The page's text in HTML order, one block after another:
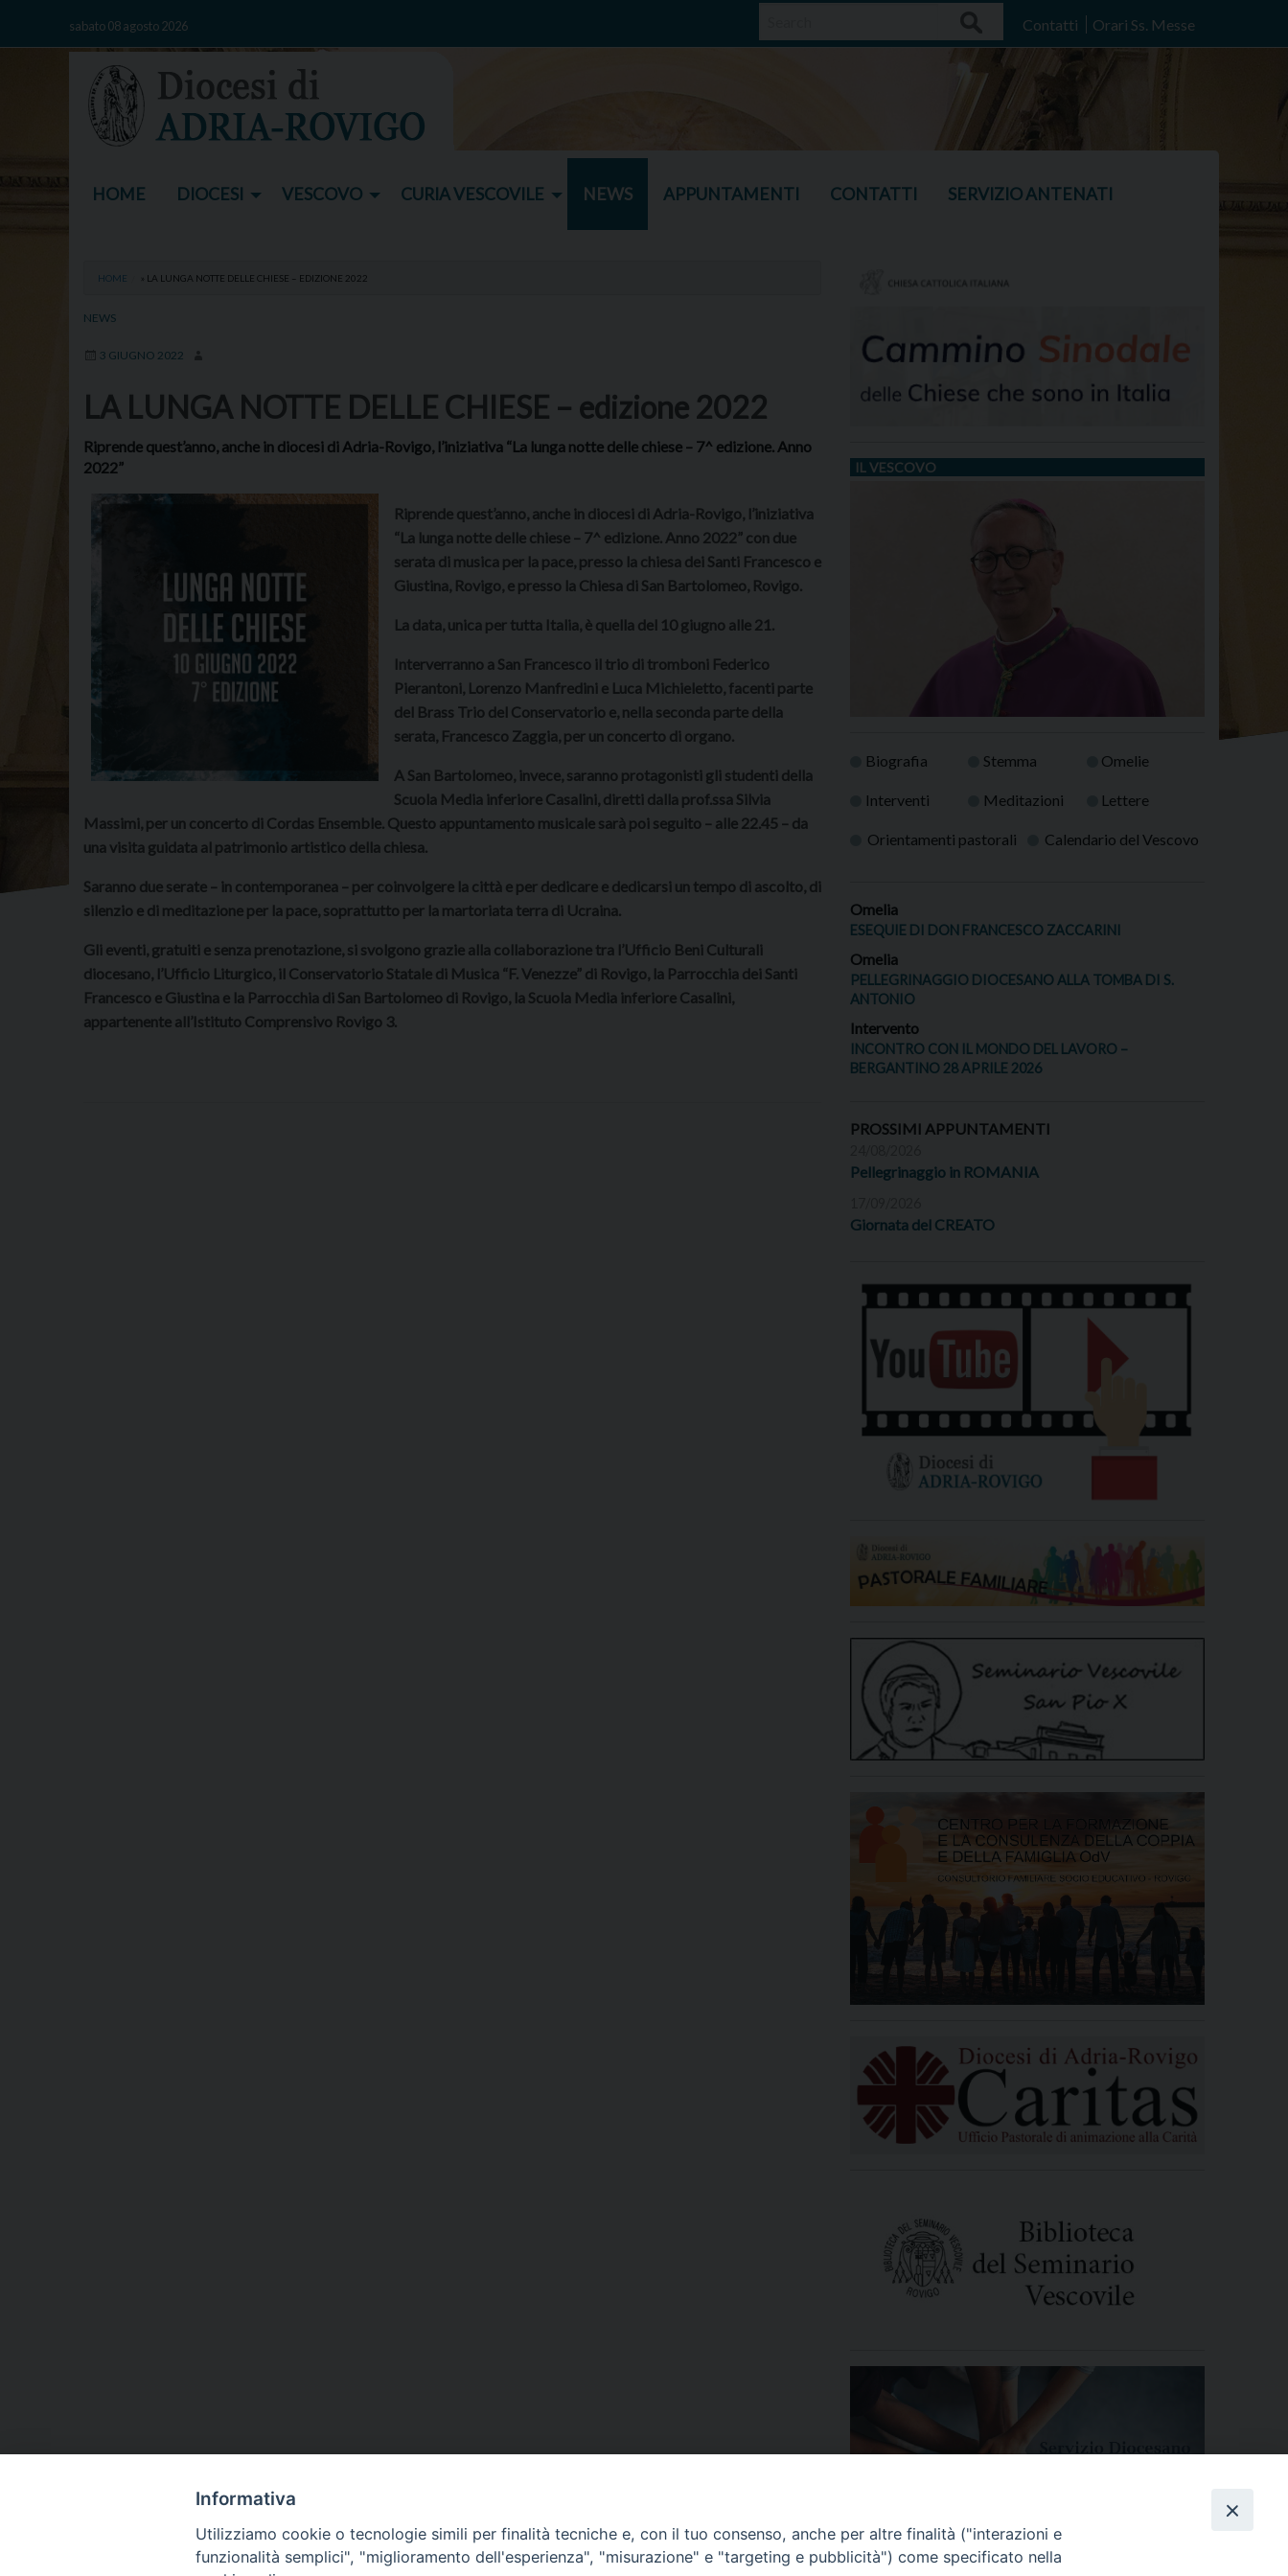
sabato 08 agosto 2026 Contatti Orari Ss. Messe
HOME DIOCESI VESCOVO CURIA VESCOVILE NEWS APPUNTAMENTI CONTATTI SERVIZIO ANTENATI
HOME » LA LUNGA NOTTE DELLE CHIESE – EDIZIONE 2022
NEWS
3 GIUGNO 2022
LA LUNGA NOTTE DELLE CHIESE – edizione 2022
Riprende quest’anno, anche in diocesi di Adria-Rovigo, l’iniziativa “La lunga notte delle chiese – 7^ edizione. Anno
2022”
Riprende quest’anno, anche in diocesi di Adria-Rovigo, l’iniziativa
“La lunga notte delle chiese – 7^ edizione. Anno 2022” con due
serata di musica per la pace, presso la chiesa dei Santi Francesco e
Giustina, Rovigo, e presso la Chiesa di San Bartolomeo, Rovigo.
La data, unica per tutta Italia, è quella del 10 giugno alle 21.
Interverranno a San Francesco il trio di tromboni Federico
Pierantoni, Lorenzo Manfredini e Luca Michieletto, facenti parte
del Brass Trio del Conservatorio e, nella seconda parte della
serata, Francesco Zaggia, per un concerto di organo.
A San Bartolomeo, invece, saranno protagonisti gli studenti della
Scuola Media inferiore Casalini, diretti dalla prof.ssa Silvia
Massimi, per un concerto di Cordas Ensemble. Questo appuntamento musicale sarà poi seguito – alle 22.45 – da
una visita guidata al patrimonio artistico della chiesa.
Saranno due serate – in contemporanea – per coinvolgere la città e per dedicare e dedicarsi un tempo di ascolto, di
silenzio e di meditazione per la pace, soprattutto per la martoriata terra di Ucraina.
Gli eventi, gratuiti e senza prenotazione, si svolgono grazie alla collaborazione tra l’Ufficio Beni Culturali
diocesano, l’Ufficio Liturgico, il Conservatorio Statale di Musica “F. Venezze” di Rovigo, la Parrocchia dei Santi
Francesco e Giustina e la Parrocchia di San Bartolomeo di Rovigo, la Scuola Media inferiore Casalini,
appartenente all’Istituto Comprensivo Rovigo 3.
IL VESCOVO
Biografia Stemma Omelie
Interventi Meditazioni Lettere
Orientamenti pastorali Calendario del Vescovo
Omelia
ESEQUIE DI DON FRANCESCO ZACCARINI
Omelia
PELLEGRINAGGIO DIOCESANO ALLA TOMBA DI S.
ANTONIO
Intervento
INCONTRO CON IL MONDO DEL LAVORO –
BERGANTINO 28 APRILE 2026
PROSSIMI APPUNTAMENTI
Pellegrinaggio in ROMANIA
Giornata del CREATO
Informativa
Utilizziamo cookie o tecnologie simili per finalità tecniche e, con il tuo consenso, anche per altre finalità ("interazioni e
funzionalità semplici", "miglioramento dell'esperienza", "misurazione" e "targeting e pubblicità") come specificato nella